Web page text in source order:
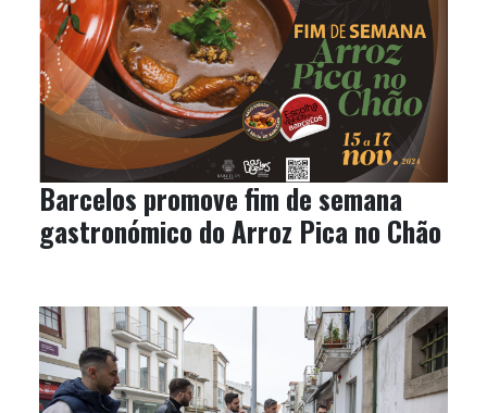
Barcelos promove fim de semana
gastronómico do Arroz Pica no Chão